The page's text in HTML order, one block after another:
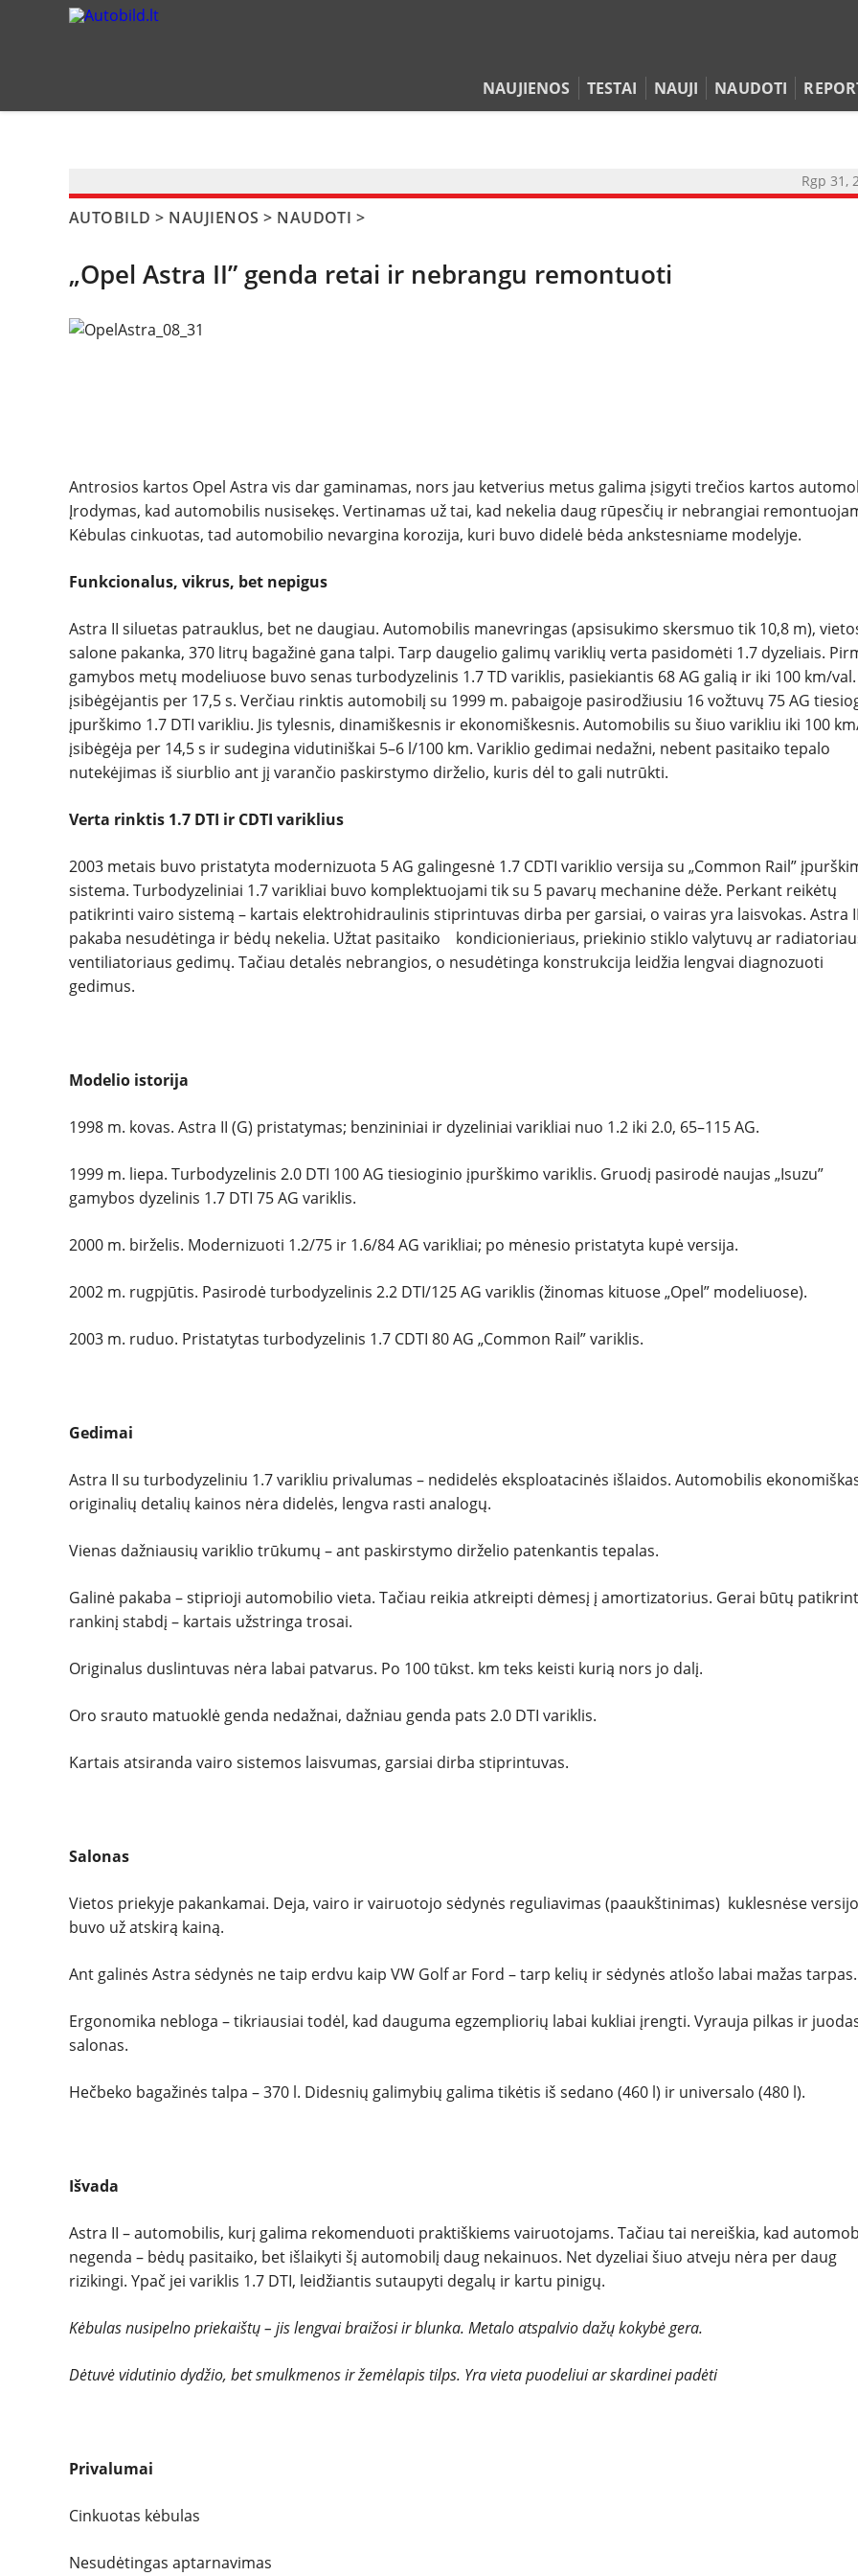
NAUJIENOS TESTAI NAUJI NAUDOTI
NAUJIENOS
NAUJI
NAUDOTI
REPORTAŽAI
SPORTAS
ĮVAIRENYBĖS
Rgp 31,
AUTOBILD > NAUJIENOS > NAUDOTI >
„Opel Astra II” genda retai ir nebrangu remontuoti
Antrosios kartos Opel Astra vis dar gaminamas, nors jau ketverius metus galima įsigyti trečios kartos
Įrodymas, kad automobilis nusisekęs. Vertinamas už tai, kad nekelia daug rūpesčių ir nebrangiai
Kėbulas cinkuotas, tad automobilio nevargina korozija, kuri buvo didelė bėda ankstesniame modelyje.
Funkcionalus, vikrus, bet nepigus
Astra II siluetas patrauklus, bet ne daugiau. Automobilis manevringas (apsisukimo skersmuo tik 10,8 m),
salone pakanka, 370 litrų bagažinė gana talpi. Tarp daugelio galimų variklių verta pasidomėti 1.7 dyzeliais.
gamybos metų modeliuose buvo senas turbodyzelinis 1.7 TD variklis, pasiekiantis 68 AG galią ir iki 100 km/val.
įsibėgėjantis per 17,5 s. Verčiau rinktis automobilį su 1999 m. pabaigoje pasirodžiusiu 16 vožtuvų 75 AG
įpurškimo 1.7 DTI varikliu. Jis tylesnis, dinamiškesnis ir ekonomiškesnis. Automobilis su šiuo varikliu iki 100
įsibėgėja per 14,5 s ir sudegina vidutiniškai 5–6 l/100 km. Variklio gedimai nedažni, nebent pasitaiko tepalo
nutekėjimas iš siurblio ant jį varančio paskirstymo dirželio, kuris dėl to gali nutrūkti.
Verta rinktis 1.7 DTI ir CDTI variklius
2003 metais buvo pristatyta modernizuota 5 AG galingesnė 1.7 CDTI variklio versija su „Common Rail”
sistema. Turbodyzeliniai 1.7 varikliai buvo komplektuojami tik su 5 pavarų mechanine dėže. Perkant reikėtų
patikrinti vairo sistemą – kartais elektrohidraulinis stiprintuvas dirba per garsiai, o vairas yra laisvokas. Astra
pakaba nesudėtinga ir bėdų nekelia. Užtat pasitaiko kondicionieriaus, priekinio stiklo valytuvų ar
ventiliatoriaus gedimų. Tačiau detalės nebrangios, o nesudėtinga konstrukcija leidžia lengvai diagnozuoti
gedimus.
Modelio istorija
1998 m. kovas. Astra II (G) pristatymas; benzininiai ir dyzeliniai varikliai nuo 1.2 iki 2.0, 65–115 AG.
1999 m. liepa. Turbodyzelinis 2.0 DTI 100 AG tiesioginio įpurškimo variklis. Gruodį pasirodė naujas „Isuzu”
gamybos dyzelinis 1.7 DTI 75 AG variklis.
2000 m. birželis. Modernizuoti 1.2/75 ir 1.6/84 AG varikliai; po mėnesio pristatyta kupė versija.
2002 m. rugpjūtis. Pasirodė turbodyzelinis 2.2 DTI/125 AG variklis (žinomas kituose „Opel” modeliuose).
2003 m. ruduo. Pristatytas turbodyzelinis 1.7 CDTI 80 AG „Common Rail” variklis.
Gedimai
Astra II su turbodyzeliniu 1.7 varikliu privalumas – nedidelės eksploatacinės išlaidos. Automobilis
originalių detalių kainos nėra didelės, lengva rasti analogų.
Vienas dažniausių variklio trūkumų – ant paskirstymo dirželio patenkantis tepalas.
Galinė pakaba – stiprioji automobilio vieta. Tačiau reikia atkreipti dėmesį į amortizatorius. Gerai būtų
rankinį stabdį – kartais užstringa trosai.
Originalus duslintuvas nėra labai patvarus. Po 100 tūkst. km teks keisti kurią nors jo dalį.
Oro srauto matuoklė genda nedažnai, dažniau genda pats 2.0 DTI variklis.
Kartais atsiranda vairo sistemos laisvumas, garsiai dirba stiprintuvas.
Salonas
Vietos priekyje pakankamai. Deja, vairo ir vairuotojo sėdynės reguliavimas (paaukštinimas) kuklesnėse
buvo už atskirą kainą.
Ant galinės Astra sėdynės ne taip erdvu kaip VW Golf ar Ford – tarp kelių ir sėdynės atlošo labai mažas tarpas.
Ergonomika nebloga – tikriausiai todėl, kad dauguma egzempliorių labai kukliai įrengti. Vyrauja pilkas ir
salonas.
Hečbeko bagažinės talpa – 370 l. Didesnių galimybių galima tikėtis iš sedano (460 l) ir universalo (480 l).
Išvada
Astra II – automobilis, kurį galima rekomenduoti praktiškiems vairuotojams. Tačiau tai nereiškia, kad
negenda – bėdų pasitaiko, bet išlaikyti šį automobilį daug nekainuos. Net dyzeliai šiuo atveju nėra per daug
rizikingi. Ypač jei variklis 1.7 DTI, leidžiantis sutaupyti degalų ir kartu pinigų.
Kėbulas nusipelno priekaištų – jis lengvai braižosi ir blunka. Metalo atspalvio dažų kokybė gera.
Dėtuvė vidutinio dydžio, bet smulkmenos ir žemėlapis tilps. Yra vieta puodeliui ar skardinei padėti
Privalumai
Cinkuotas kėbulas
Nesudėtingas aptarnavimas